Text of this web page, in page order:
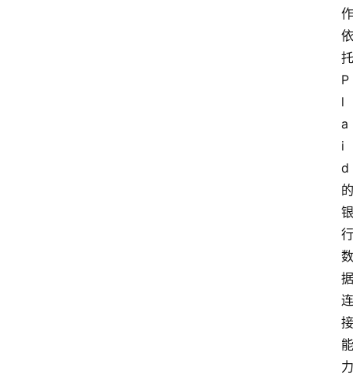
作
依
托
P
l
a
i
d
的
银
行
数
据
连
接
能
力